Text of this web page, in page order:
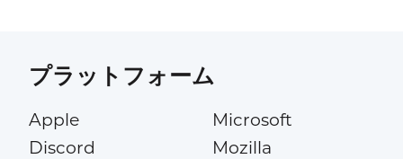
プラットフォーム
Apple
Discord
Microsoft
Mozilla